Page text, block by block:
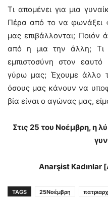
Τι απομένει για μια
Πέρα από το να φωνάξει
μας επιβάλλονται; Ποιόν
από η μια την άλλη; Τι
εμπιστοσύνη στον
γύρω μας; Έχουμε άλλο
όσους μας κάνουν να
βία είναι ο αγώνας μας,
Στις 25 του Νοέμβρη, η
Anarşist Kadınlar
TAGS 25Νοέμβρη